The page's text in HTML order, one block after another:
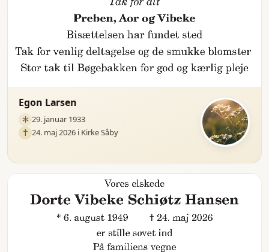
Egon Larsen
29. januar 1933
24. maj 2026 i Kirke Såby